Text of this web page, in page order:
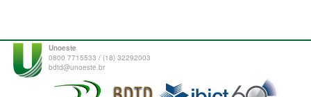
Unoeste
0800 7715533 / (18) 32292003
bdtd@unoeste.br